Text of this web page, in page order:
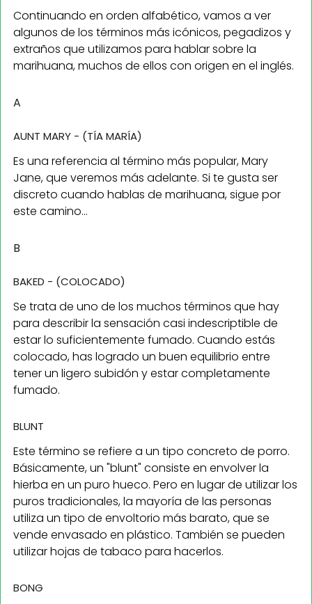
Continuando en orden alfabético, vamos a ver
algunos de los términos más icónicos, pegadizos y
extraños que utilizamos para hablar sobre la
marihuana, muchos de ellos con origen en el inglés.
A
AUNT MARY - (TÍA MARÍA)
Es una referencia al término más popular, Mary
Jane, que veremos más adelante. Si te gusta ser
discreto cuando hablas de marihuana, sigue por
este camino...
B
BAKED - (COLOCADO)
Se trata de uno de los muchos términos que hay
para describir la sensación casi indescriptible de
estar lo suficientemente fumado. Cuando estás
colocado, has logrado un buen equilibrio entre
tener un ligero subidón y estar completamente
fumado.
BLUNT
Este término se refiere a un tipo concreto de porro.
Básicamente, un "blunt" consiste en envolver la
hierba en un puro hueco. Pero en lugar de utilizar los
puros tradicionales, la mayoría de las personas
utiliza un tipo de envoltorio más barato, que se
vende envasado en plástico. También se pueden
utilizar hojas de tabaco para hacerlos.
BONG